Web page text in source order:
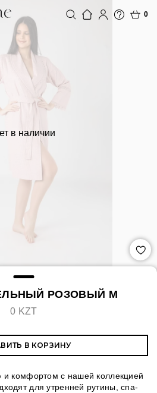
0
в наличии
РОЗОВЫЙ M
0 KZT
В КОРЗИНУ
и комфортом с нашей коллекцией
для утренней рутины, спа-